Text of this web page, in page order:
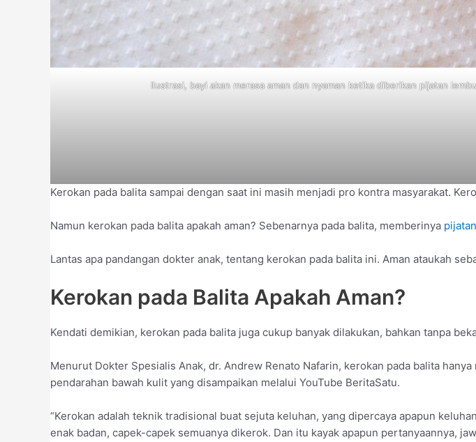
Ilustrasi, bayi akan merasa aman dan nyaman ketika diberikan pijatan
Kerokan pada balita sampai dengan saat ini masih menjadi pro kontra masyarakat.
Namun kerokan pada balita apakah aman? Sebenarnya pada balita, memberinya
Lantas apa pandangan dokter anak, tentang kerokan pada balita ini. Aman ataukah
Kerokan pada Balita Apakah Aman?
Kendati demikian, kerokan pada balita juga cukup banyak dilakukan, bahkan tanpa
Menurut Dokter Spesialis Anak, dr. Andrew Renato Nafarin, kerokan pada balita
pendarahan bawah kulit yang disampaikan melalui YouTube BeritaSatu.
“Kerokan adalah teknik tradisional buat sejuta keluhan, yang dipercaya apapun
enak badan, capek-capek semuanya dikerok. Dan itu kayak apapun pertanyaannya,